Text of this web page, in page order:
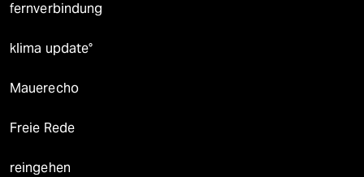
fernverbindung
klima update°
Mauerecho
Freie Rede
reingehen